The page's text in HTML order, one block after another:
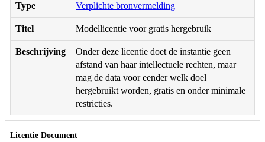
Type Verplichte bronvermelding
Titel Modellicentie voor gratis hergebruik
Beschrijving
Onder deze licentie doet de instantie geen
afstand van haar intellectuele rechten, maar
mag de data voor eender welk doel
hergebruikt worden, gratis en onder minimale
restricties.
Licentie Document